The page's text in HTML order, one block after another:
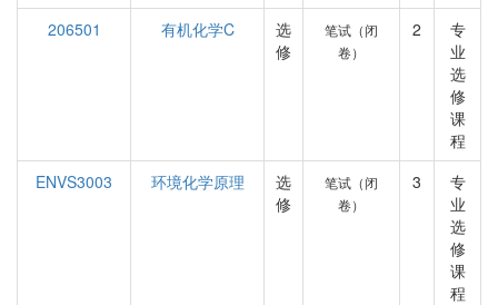
206501
有机化学C
选
修
笔试（闭
卷）
2
专
业
选
修
课
程
ENVS3003
环境化学原理
选
修
笔试（闭
卷）
3
专
业
选
修
课
程